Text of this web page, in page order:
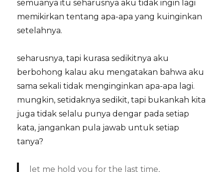
semuanya itu seharusnya aku tidak ingin lagi
memikirkan tentang apa-apa yang kuinginkan
setelahnya.
seharusnya, tapi kurasa sedikitnya aku
berbohong kalau aku mengatakan bahwa aku
sama sekali tidak menginginkan apa-apa lagi.
mungkin, setidaknya sedikit, tapi bukankah kita
juga tidak selalu punya dengar pada setiap
kata, jangankan pula jawab untuk setiap
tanya?
let me hold you for the last time,